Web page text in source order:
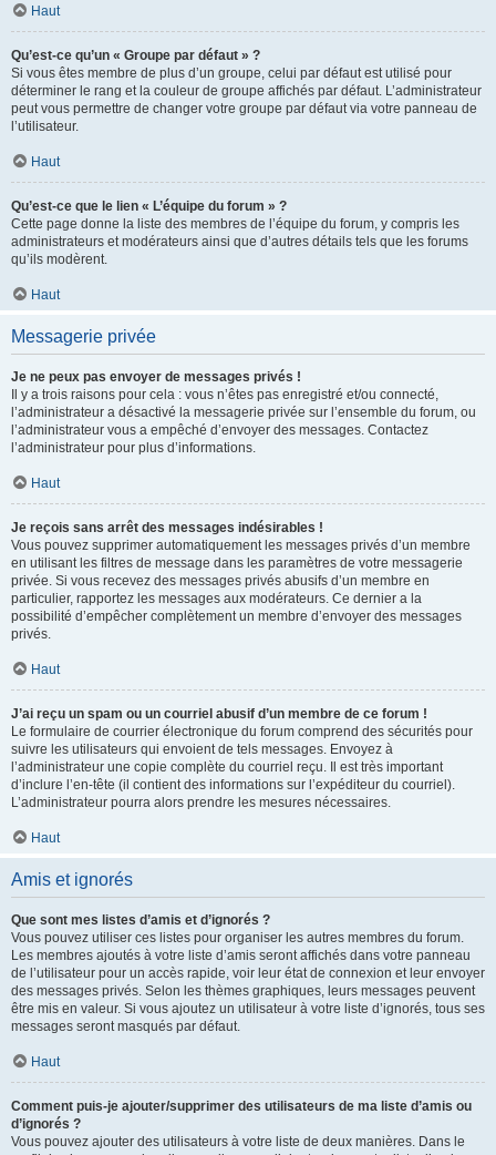
Haut
Qu’est-ce qu’un « Groupe par défaut » ?
Si vous êtes membre de plus d’un groupe, celui par défaut est utilisé pour
déterminer le rang et la couleur de groupe affichés par défaut. L’administrateur
peut vous permettre de changer votre groupe par défaut via votre panneau de
l’utilisateur.
Haut
Qu’est-ce que le lien « L’équipe du forum » ?
Cette page donne la liste des membres de l’équipe du forum, y compris les
administrateurs et modérateurs ainsi que d’autres détails tels que les forums
qu’ils modèrent.
Haut
Messagerie privée
Je ne peux pas envoyer de messages privés !
Il y a trois raisons pour cela : vous n’êtes pas enregistré et/ou connecté,
l’administrateur a désactivé la messagerie privée sur l’ensemble du forum, ou
l’administrateur vous a empêché d’envoyer des messages. Contactez
l’administrateur pour plus d’informations.
Haut
Je reçois sans arrêt des messages indésirables !
Vous pouvez supprimer automatiquement les messages privés d’un membre
en utilisant les filtres de message dans les paramètres de votre messagerie
privée. Si vous recevez des messages privés abusifs d’un membre en
particulier, rapportez les messages aux modérateurs. Ce dernier a la
possibilité d’empêcher complètement un membre d’envoyer des messages
privés.
Haut
J’ai reçu un spam ou un courriel abusif d’un membre de ce forum !
Le formulaire de courrier électronique du forum comprend des sécurités pour
suivre les utilisateurs qui envoient de tels messages. Envoyez à
l’administrateur une copie complète du courriel reçu. Il est très important
d’inclure l’en-tête (il contient des informations sur l’expéditeur du courriel).
L’administrateur pourra alors prendre les mesures nécessaires.
Haut
Amis et ignorés
Que sont mes listes d’amis et d’ignorés ?
Vous pouvez utiliser ces listes pour organiser les autres membres du forum.
Les membres ajoutés à votre liste d’amis seront affichés dans votre panneau
de l’utilisateur pour un accès rapide, voir leur état de connexion et leur envoyer
des messages privés. Selon les thèmes graphiques, leurs messages peuvent
être mis en valeur. Si vous ajoutez un utilisateur à votre liste d’ignorés, tous ses
messages seront masqués par défaut.
Haut
Comment puis-je ajouter/supprimer des utilisateurs de ma liste d’amis ou
d’ignorés ?
Vous pouvez ajouter des utilisateurs à votre liste de deux manières. Dans le